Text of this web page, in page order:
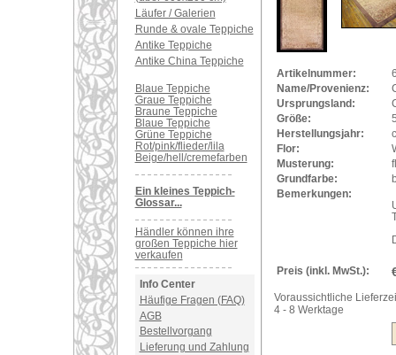
Läufer / Galerien
Runde & ovale Teppiche
Antike Teppiche
Antike China Teppiche
Blaue Teppiche
Graue Teppiche
Braune Teppiche
Blaue Teppiche
Grüne Teppiche
Rot/pink/flieder/lila
Beige/hell/cremefarben
Ein kleines Teppich-
Glossar...
Händler können ihre
großen Teppiche hier
verkaufen
Info Center
Häufige Fragen (FAQ)
AGB
Bestellvorgang
Lieferung und Zahlung
Artikelnummer:
Name/Provenienz:
Ursprungsland:
Größe:
Herstellungsjahr:
Flor:
Musterung:
Grundfarbe:
Bemerkungen:
Preis (inkl. MwSt.):
Voraussichtliche
4 - 8 Werktage